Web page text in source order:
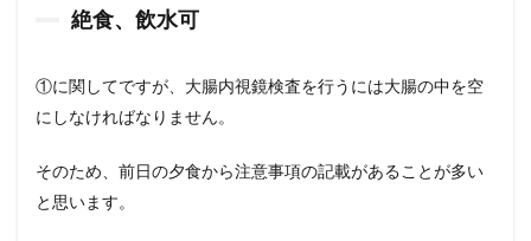
絶食、飲水可
①に関してですが、大腸内視鏡検査を行うには大腸の中を空
にしなければなりません。
そのため、前日の夕食から注意事項の記載があることが多い
と思います。